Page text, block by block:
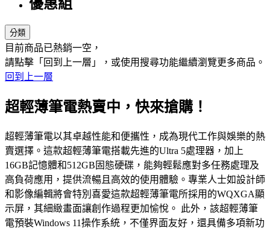
優惠組
分類
目前商品已熱銷一空，
請點擊「回到上一層」，或使用搜尋功能繼續瀏覽更多商品。
回到上一層
超輕薄筆電熱賣中，快來搶購！
超輕薄筆電以其卓越性能和便攜性，成為現代工作與娛樂的熱
賣選擇。這款超輕薄筆電搭載先進的Ultra 5處理器，加上
16GB記憶體和512GB固態硬碟，能夠輕鬆應對多任務處理及
高負荷應用，提供流暢且高效的使用體驗。專業人士如設計師
和影像編輯將會特別喜愛這款超輕薄筆電所採用的WQXGA顯
示屏，其細緻畫面讓創作過程更加愉悅。 此外，該超輕薄筆
電預裝Windows 11操作系統，不僅界面友好，還具備多項新功